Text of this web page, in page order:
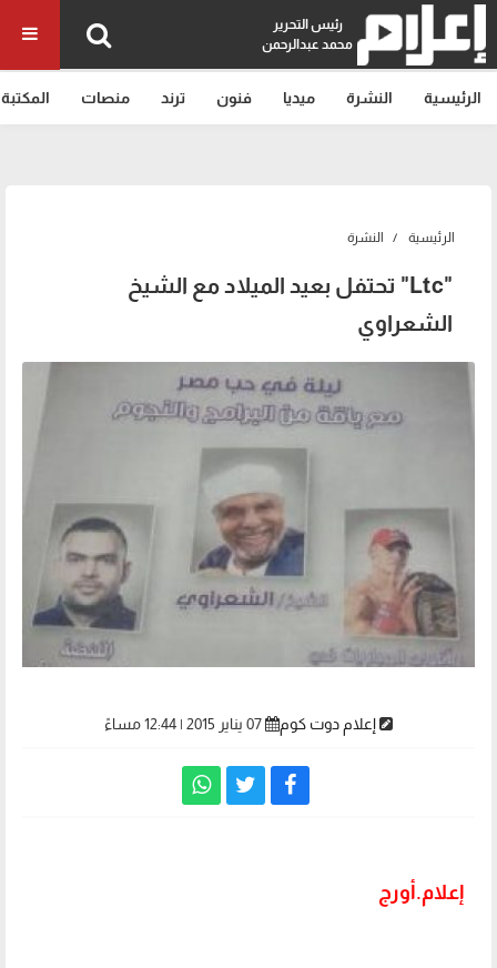
رئيس التحرير
محمد عبدالرحمن
الرئيسية النشرة ميديا فنون ترند منصات المكتبة
الرئيسية النشرة
"Ltc" تحتفل بعيد الميلاد مع الشيخ
الشعراوي
إعلام دوت كوم
إعلام.أورج